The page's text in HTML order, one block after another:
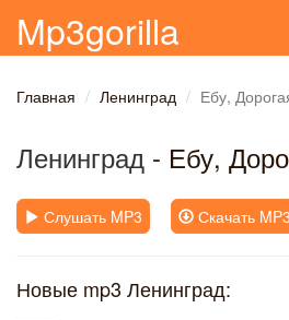
Mp3gorilla
Главная Ленинград Ебу,
Ленинград - Ебу,
Слушать MP3 Скачать MP3
Новые mp3 Ленинград: